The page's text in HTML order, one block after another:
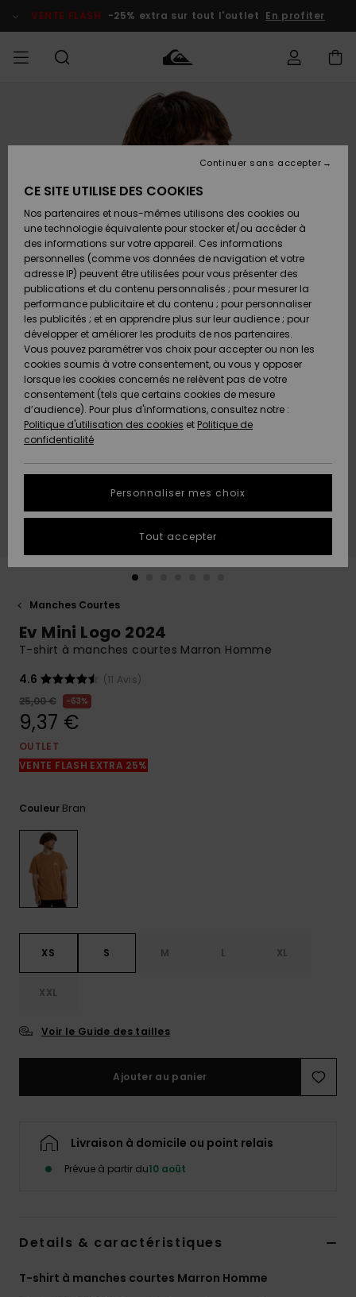
l'information
le
VENTE FLASH -25% extra sur tout l'outlet En profiter
Vêtements
Accessoires
Chaussures
& Tongs
Surf
Snow
Nouveautés
A
Découvrir
Vêtements
Accessoires
Chaussures
& Tongs
Surf
Snow
Nouveautés
A
Découvrir
FEMME
Shop
Nouveautés
A
Découvrir
Snow
SURF
Surf Shop
Homme
Enfant
Highlights
Communauté
SNOW
Snow
Shop
Homme
Snow
Shop
Enfant
Snow
Shop
Femme
A
Découvrir
Communauté
VENTE
FLASH
Outlet
Homme
Enfant
Outlet
Femme
Préférences
Langue Et
Région
français
Nederlands
AIDE &
CONTACT
Accéder à
ma
commande
Retours
Paiement
Carte
Cadeau
Quiksilver
Freedom
Protection
des données
Démarrez
pour obtenir
question.
Démarrer
conversation
les plus
fréquentes et
COLLECTION
CARTE
CADEAU
LISTE DE
SOUHAITS
Manches Courtes
Ev Mini Logo 2024
T-shirt à manches courtes Marron Homme
4.6
(11 Avis)
25,00 €
63%
9,37 €
OUTLET
VENTE FLASH EXTRA 25%
Couleur Bran
XS S M L XL
XXL
Voir le Guide des tailles
Ajouter au panier
Livraison à domicile ou point relais
Prévue à partir du10 août
Details & caractéristiques
T-shirt à manches courtes Marron Homme
CE SITE UTILISE DES COOKIES
Nos partenaires et nous-mêmes utilisons des cookies ou
une technologie équivalente pour stocker et/ou accéder à
des informations sur votre appareil. Ces informations
personnelles (comme vos données de navigation et votre
adresse IP) peuvent être utilisées pour vous présenter des
publications et du contenu personnalisés ; pour mesurer la
performance publicitaire et du contenu ; pour personnaliser
les publicités ; et en apprendre plus sur leur audience ; pour
développer et améliorer les produits de nos partenaires.
Vous pouvez paramétrer vos choix pour accepter ou non les
cookies soumis à votre consentement, ou vous y opposer
lorsque les cookies concernés ne relèvent pas de votre
consentement (tels que certains cookies de mesure
d’audience). Pour plus d'informations, consultez notre :
Politique d'utilisation des cookies et Politique de
confidentialité
Personnaliser mes choix
Continuer sans accepter
Tout accepter